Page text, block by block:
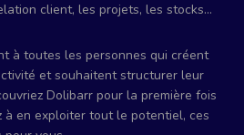
client, les projets, les stocks…
à toutes les personnes qui créent
et souhaitent structurer leur
Dolibarr pour la première fois
à en exploiter tout le potentiel, ces